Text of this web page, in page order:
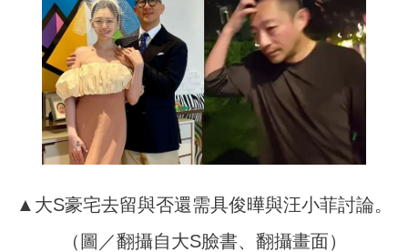
▲大S豪宅去留與否還需具俊曄與汪小菲討論。
（圖／翻攝自大S臉書、翻攝畫面）